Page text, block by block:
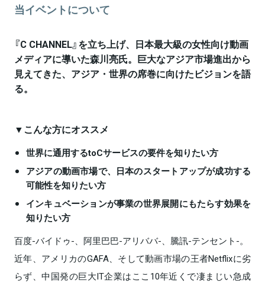
関連情報をみる
当イベントについて
『C CHANNEL』を立ち上げ、日本最大級の女性向け動画
メディアに導いた森川亮氏。巨大なアジア市場進出から
見えてきた、アジア・世界の席巻に向けたビジョンを語
る。
▼こんな方にオススメ
世界に通用するtoCサービスの要件を知りたい方
アジアの動画市場で、日本のスタートアップが成功する
可能性を知りたい方
インキュベーションが事業の世界展開にもたらす効果を
知りたい方
百度-バイドゥ-、阿里巴巴-アリババ-、騰訊-テンセント-。
近年、アメリカのGAFA、そして動画市場の王者Netflixに劣
らず、中国発の巨大IT企業はここ10年近くで凄まじい急成